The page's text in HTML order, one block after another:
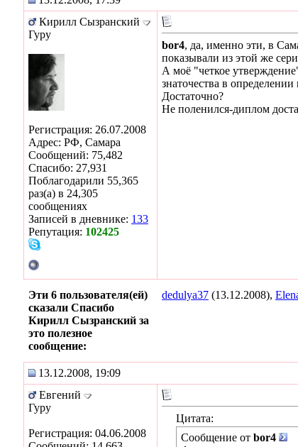
Кирилл Сызранский
Гуру
Регистрация: 26.07.2008
Адрес: РФ, Самара
Сообщений: 75,482
Спасибо: 27,931
Поблагодарили 55,365
раз(а) в 24,305
сообщениях
Записей в дневнике: 133
Репутация: 102425
bor4, да, именно эти, в
показывали из этой же
А моё "четкое
знаточества в
Достаточно?
Не поленился-диплом
Эти 6 пользователя(ей)
сказали Спасибо
Кирилл Сызранский за
это полезное
сообщение:
dedulya37 (13.12.2008),
13.12.2008, 19:09
Евгений
Гуру
Регистрация: 04.06.2008
Цитата:
Сообщение от bor4